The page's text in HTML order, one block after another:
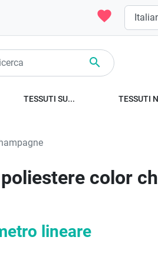
favorite

TESSUTI SU... TESSUTI
color
lineare